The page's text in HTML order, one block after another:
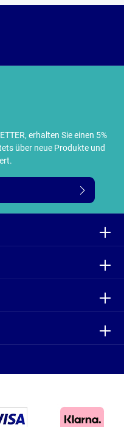
erhalten Sie einen 5%
über neue Produkte und
zur Kenntnis